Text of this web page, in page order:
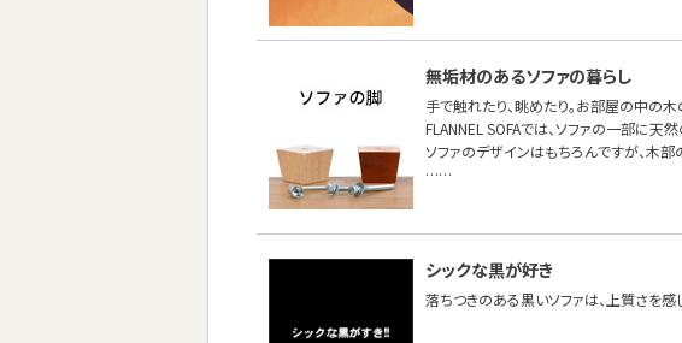
無垢材のあるソファの暮らし
手で触れたり、眺めたり。お部屋の中の木
FLANNEL SOFAでは、ソファの一部に天
ソファのデザインはもちろんですが、木
……
シックな黒が好き
落ちつきのある黒いソファは、上質さを